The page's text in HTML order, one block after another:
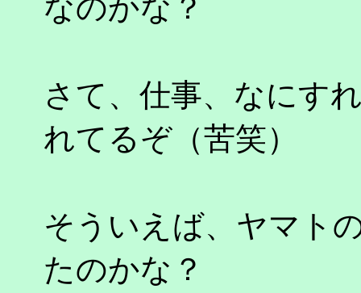
なのかな？
さて、仕事、なにす
れてるぞ（苦笑）
そういえば、ヤマト
たのかな？